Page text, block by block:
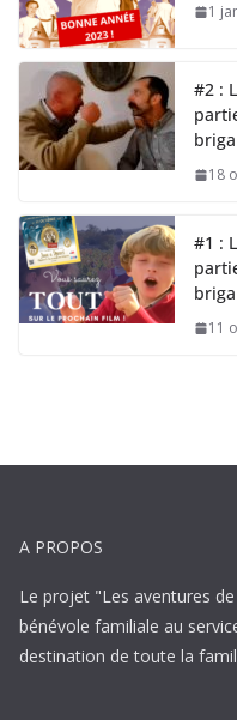
1
#2 :
18
#1 :
11
A PROPOS
Le projet "Les aventures
bénévole familiale au
destination de toute la